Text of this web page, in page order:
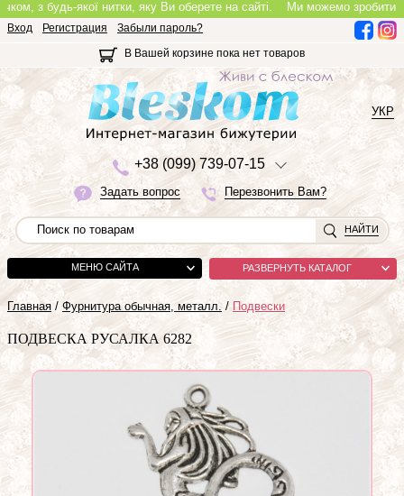
з будь-якої нитки, яку Ви оберете на сайті.Ми можемо зробити
Вход Регистрация
Забыли пароль?
В Вашей корзине пока нет товаров
+38 (099) 739-07-15
Задать вопрос Перезвонить Вам?
УКР
НАЙТИ
МЕНЮ САЙТА РАЗВЕРНУТЬ КАТАЛОГ
Главная / Фурнитура обычная, металл. / Подвески
ПОДВЕСКА РУСАЛКА 6282